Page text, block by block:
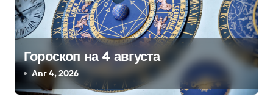
Гороскоп на 4 августа
Авг 4, 2026